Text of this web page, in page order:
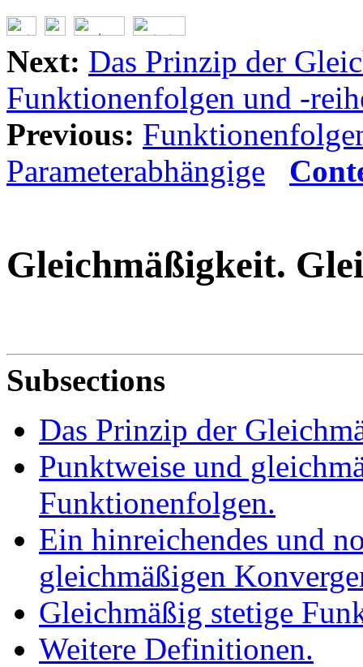
Next: Das Prinzip der
Funktionenfolgen und -
Previous:
Parameterabhängige
Gleichmäßigkeit.
Subsections
Das Prinzip der
Punktweise und
Funktionenfolgen.
Ein hinreichendes und
gleichmäßigen
Gleichmäßig stetige
Weitere Definitionen.